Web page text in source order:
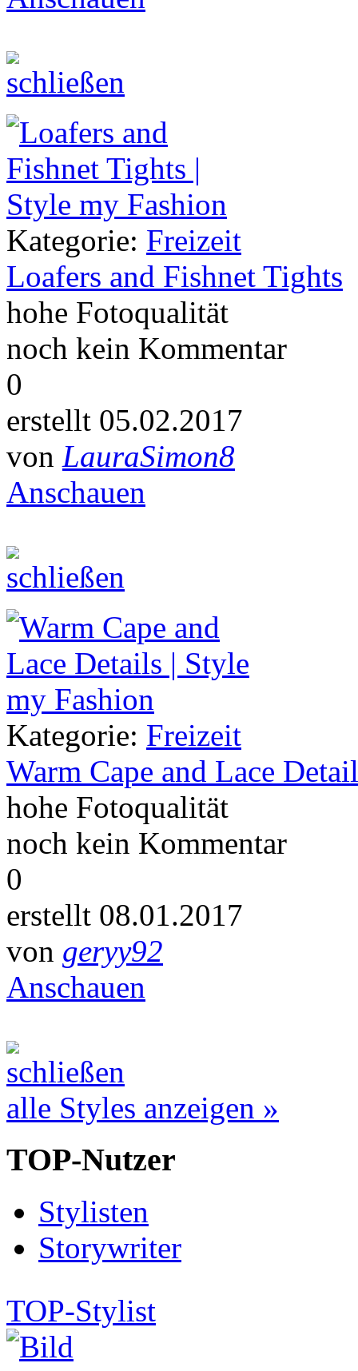
Kategorie: Freizeit
Loafers and Fishnet Tights
hohe Fotoqualität
noch kein Kommentar
0
erstellt 05.02.2017
von LauraSimon8
Anschauen
Kategorie: Freizeit
Warm Cape and Lace
hohe Fotoqualität
noch kein Kommentar
0
erstellt 08.01.2017
von geryy92
Anschauen
alle Styles anzeigen »
TOP-Nutzer
Stylisten
Storywriter
TOP-Stylist